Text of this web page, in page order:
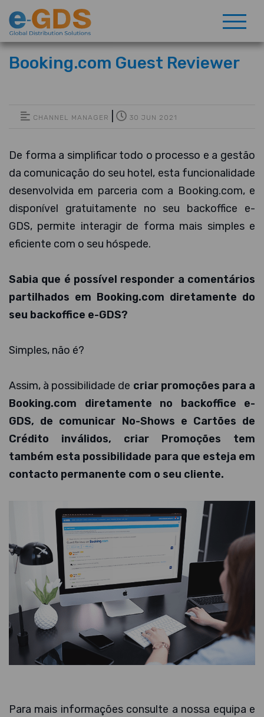
Booking.com Guest Reviewer
CHANNEL MANAGER 30 JUN 2021
De forma a simplificar todo o processo e a gestão
da comunicação do seu hotel, esta funcionalidade
desenvolvida em parceria com a Booking.com, e
disponível gratuitamente no seu backoffice e-
GDS, permite interagir de forma mais simples e
eficiente com o seu hóspede.
Sabia que é possível responder a comentários
partilhados em Booking.com diretamente do
seu backoffice e-GDS?
Simples, não é?
Assim, à possibilidade de criar promoções para a
Booking.com diretamente no backoffice e-
GDS, de comunicar No-Shows e Cartões de
Crédito inválidos, criar Promoções tem
também esta possibilidade para que esteja em
contacto permanente com o seu cliente.
Para mais informações consulte a nossa equipa e